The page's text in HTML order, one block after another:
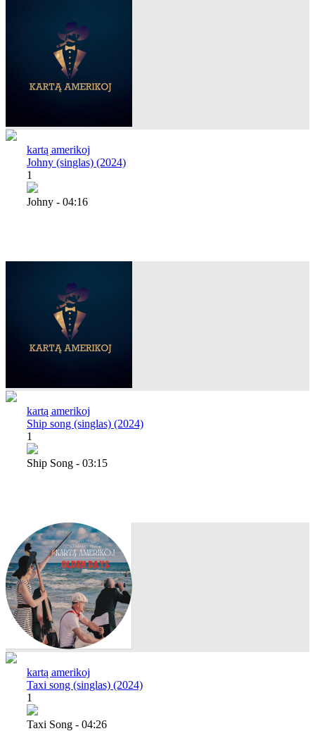
kartą amerikoj
Johny (singlas) (2024)
1
Johny - 04:16
kartą amerikoj
Ship song (singlas) (2024)
1
Ship Song - 03:15
kartą amerikoj
Taxi song (singlas) (2024)
1
Taxi Song - 04:26